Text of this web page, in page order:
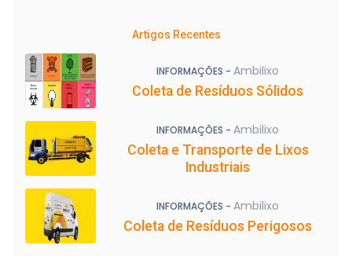
Artigos Recentes
INFORMAÇÕES - Ambilixo
Coleta de Resíduos Sólidos
INFORMAÇÕES - Ambilixo
Coleta e Transporte de Lixos
Industriais
INFORMAÇÕES - Ambilixo
Coleta de Resíduos Perigosos